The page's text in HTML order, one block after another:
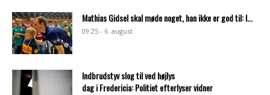
Mathias Gidsel skal møde noget, han ikke er god til: I...
09:25 - 6. august
Indbrudstyv slog til ved højlys
dag i Fredericia: Politiet efterlyser vidner